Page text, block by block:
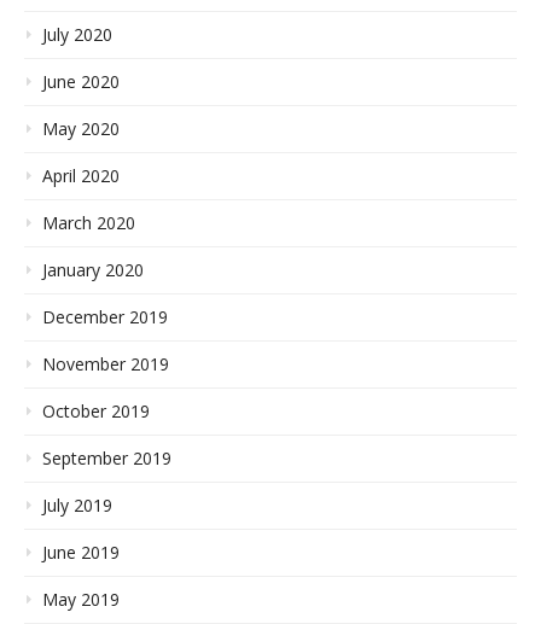
July 2020
June 2020
May 2020
April 2020
March 2020
January 2020
December 2019
November 2019
October 2019
September 2019
July 2019
June 2019
May 2019